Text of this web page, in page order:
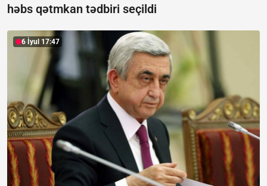
həbs qətmkan tədbiri seçildi
6 İyul 17:47